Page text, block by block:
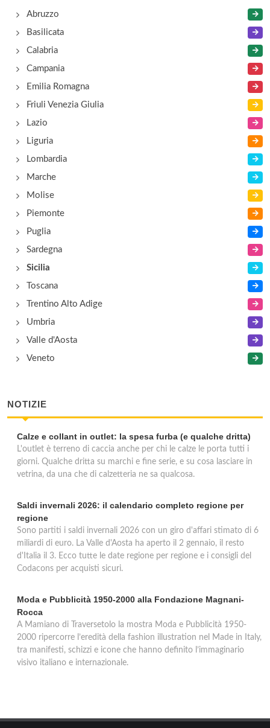
Abruzzo
Basilicata
Calabria
Campania
Emilia Romagna
Friuli Venezia Giulia
Lazio
Liguria
Lombardia
Marche
Molise
Piemonte
Puglia
Sardegna
Sicilia
Toscana
Trentino Alto Adige
Umbria
Valle d'Aosta
Veneto
NOTIZIE
Calze e collant in outlet: la spesa furba (e qualche dritta)
L'outlet è terreno di caccia anche per chi le calze le porta tutti i
giorni. Qualche dritta su marchi e fine serie, e su cosa lasciare in
vetrina, da una che di calzetteria ne sa qualcosa.
Saldi invernali 2026: il calendario completo regione per
regione
Sono partiti i saldi invernali 2026 con un giro d'affari stimato di 6
miliardi di euro. La Valle d'Aosta ha aperto il 2 gennaio, il resto
d'Italia il 3. Ecco tutte le date regione per regione e i consigli del
Codacons per acquisti sicuri.
Moda e Pubblicità 1950-2000 alla Fondazione Magnani-
Rocca
A Mamiano di Traversetolo la mostra Moda e Pubblicità 1950-
2000 ripercorre l’eredità della fashion illustration nel Made in Italy,
tra manifesti, schizzi e icone che hanno definito l’immaginario
visivo italiano e internazionale.